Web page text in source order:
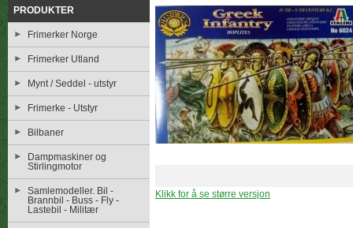
PRODUKTER
Frimerker Norge
Frimerker Utland
Mynt / Seddel - utstyr
Frimerke - Utstyr
Bilbaner
Dampmaskiner og
Stirlingmotor
Samlemodeller. Bil -
Brannbil - Buss - Fly -
Lastebil - Militær
Klikk for å se større versjon